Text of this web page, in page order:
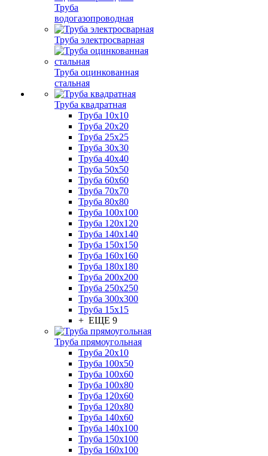
Труба
водогазопроводная
Труба электросварная
Труба оцинкованная
стальная
Труба квадратная
Труба 10x10
Труба 20x20
Труба 25x25
Труба 30x30
Труба 40x40
Труба 50x50
Труба 60x60
Труба 70x70
Труба 80x80
Труба 100x100
Труба 120x120
Труба 140x140
Труба 150x150
Труба 160x160
Труба 180x180
Труба 200x200
Труба 250x250
Труба 300x300
Труба 15x15
+ ЕЩЕ 9
Труба прямоугольная
Труба 20x10
Труба 100x50
Труба 100x60
Труба 100x80
Труба 120x60
Труба 120x80
Труба 140x60
Труба 140x100
Труба 150x100
Труба 160x100